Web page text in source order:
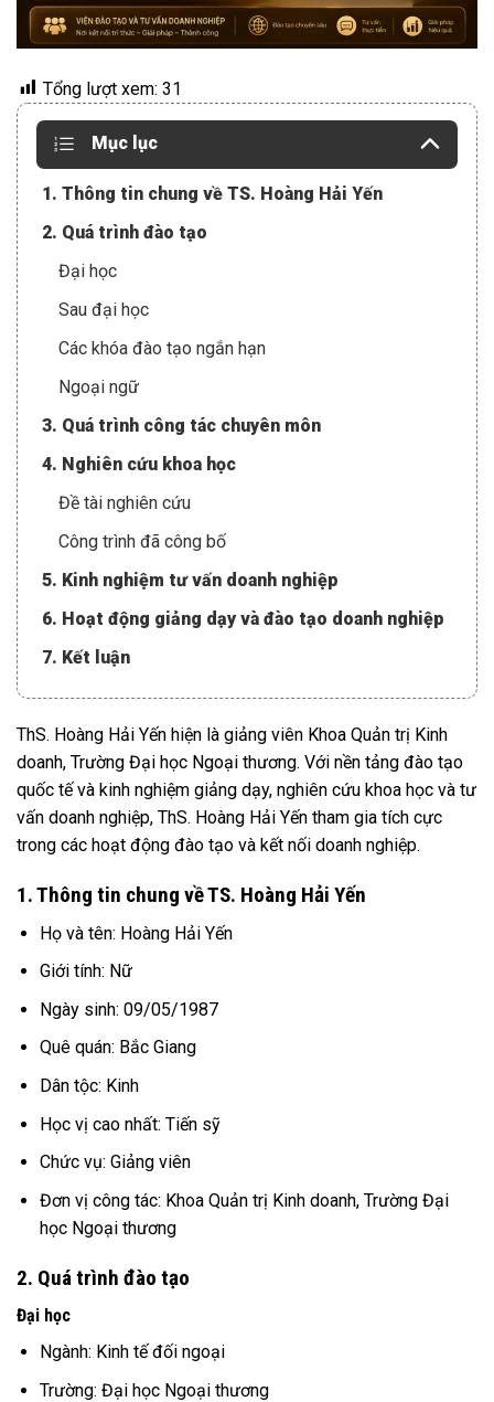
Tổng lượt xem: 31
Mục lục
1. Thông tin chung về TS. Hoàng Hải Yến
2. Quá trình đào tạo
Đại học
Sau đại học
Các khóa đào tạo ngắn hạn
Ngoại ngữ
3. Quá trình công tác chuyên môn
4. Nghiên cứu khoa học
Đề tài nghiên cứu
Công trình đã công bố
5. Kinh nghiệm tư vấn doanh nghiệp
6. Hoạt động giảng dạy và đào tạo doanh nghiệp
7. Kết luận
ThS. Hoàng Hải Yến hiện là giảng viên Khoa Quản trị Kinh
doanh, Trường Đại học Ngoại thương. Với nền tảng đào tạo
quốc tế và kinh nghiệm giảng dạy, nghiên cứu khoa học và tư
vấn doanh nghiệp, ThS. Hoàng Hải Yến tham gia tích cực
trong các hoạt động đào tạo và kết nối doanh nghiệp.
1. Thông tin chung về TS. Hoàng Hải Yến
Họ và tên: Hoàng Hải Yến
Giới tính: Nữ
Ngày sinh: 09/05/1987
Quê quán: Bắc Giang
Dân tộc: Kinh
Học vị cao nhất: Tiến sỹ
Chức vụ: Giảng viên
Đơn vị công tác: Khoa Quản trị Kinh doanh, Trường Đại
học Ngoại thương
2. Quá trình đào tạo
Đại học
Ngành: Kinh tế đối ngoại
Trường: Đại học Ngoại thương